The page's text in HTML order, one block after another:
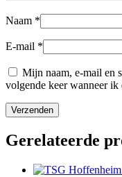
Naam *
E-mail *
Mijn naam, e-mail en
volgende keer wanneer ik
Gerelateerde